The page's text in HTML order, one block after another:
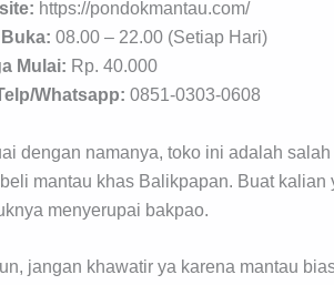
https://pondokmantau.com/
08.00 – 22.00 (Setiap Hari)
Mulai: Rp. 40.000
Whatsapp: 0851-0303-0608
dengan namanya, toko ini adalah
mantau khas Balikpapan. Buat
menyerupai bakpao.
jangan khawatir ya karena mantau